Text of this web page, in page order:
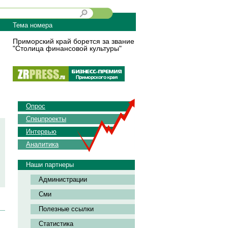
Тема номера
Приморский край борется за звание
"Столица финансовой культуры"
Опрос
Спецпроекты
Интервью
Аналитика
Наши партнеры
Администрации
Сми
Полезные ссылки
Статистика